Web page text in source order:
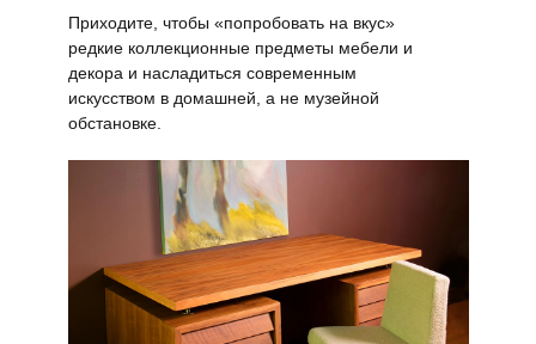
Приходите, чтобы «попробовать на вкус»
редкие коллекционные предметы мебели и
декора и насладиться современным
искусством в домашней, а не музейной
обстановке.